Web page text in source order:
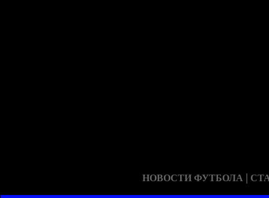
НОВОСТИ ФУТБОЛА |